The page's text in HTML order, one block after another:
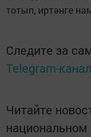
тотып, иртәнге
Следите за
Telegram-
Читайте